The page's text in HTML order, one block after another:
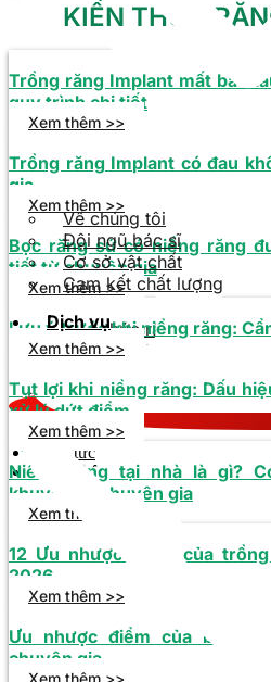
Về chúng tôi
Đội ngũ bác sĩ
Cơ sở vật chất
Cam kết chất lượng
Dịch vụ
Kiến thức răng sứ
Kiến thức Implant
Kiến thức tổng quát
Kiến thức răng hàm mặt
Tin tức
Liên hệ
Đặt lịch
KIẾN THỨC
Trồng răng Implant mất bao
quy trình chi tiết
Xem thêm >>
Trồng răng Implant có đau
gia
Xem thêm >>
Bọc răng sứ có niềng răng
tiết từ chuyên gia
Xem thêm >>
Lưu ý trước khi niềng răng:
Xem thêm >>
Tụt lợi khi niềng răng: Dấu
xử lý dứt điểm
Xem thêm >>
Niềng răng tại nhà là gì?
khuyên từ chuyên gia
Xem thêm >>
12 Ưu nhược điểm của
2026
Xem thêm >>
Ưu nhược điểm của bọc
chuyên gia